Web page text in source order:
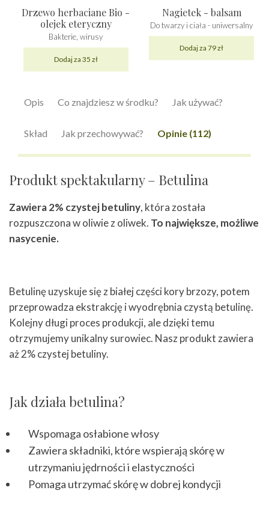
Drzewo herbaciane Bio -
olejek eteryczny
Bakterie, wirusy
Dodaj za 35 zł
Nagietek - balsam
Do twarzy i ciała - uniwersalny
Dodaj za 79 zł
Opis Co znajdziesz w środku? Jak używać?
Skład Jak przechowywać? Opinie (112)
Produkt spektakularny – Betulina
Zawiera 2% czystej betuliny, która została
rozpuszczona w oliwie z oliwek. To największe, możliwe
nasycenie.
Betulinę uzyskuje się z białej części kory brzozy, potem
przeprowadza ekstrakcję i wyodrębnia czystą betulinę.
Kolejny długi proces produkcji, ale dzięki temu
otrzymujemy unikalny surowiec. Nasz produkt zawiera
aż 2% czystej betuliny.
Jak działa betulina?
Wspomaga osłabione włosy
Zawiera składniki, które wspierają skórę w
utrzymaniu jędrności i elastyczności
Pomaga utrzymać skórę w dobrej kondycji